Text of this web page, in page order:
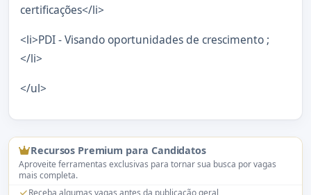
certificações</li>
<li>PDI - Visando oportunidades de crescimento ;
</li>
</ul>
Recursos Premium para Candidatos
Aproveite ferramentas exclusivas para tornar sua busca por vagas
mais completa.
Receba algumas vagas antes da publicação geral